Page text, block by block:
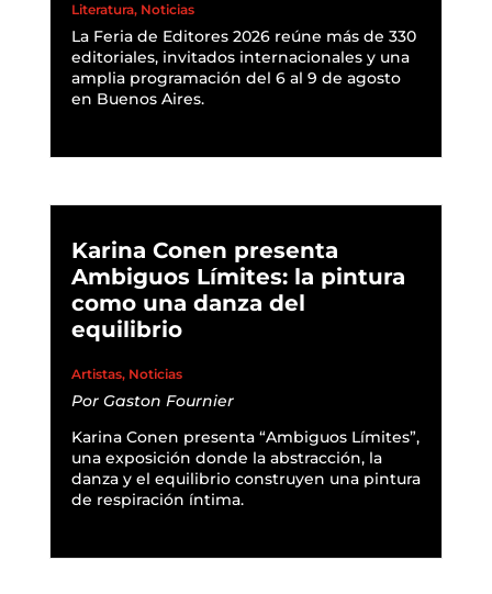
Literatura, Noticias
La Feria de Editores 2026 reúne más de 330
editoriales, invitados internacionales y una
amplia programación del 6 al 9 de agosto
en Buenos Aires.
Karina Conen presenta
Ambiguos Límites: la pintura
como una danza del
equilibrio
Artistas, Noticias
Por Gaston Fournier
Karina Conen presenta “Ambiguos Límites”,
una exposición donde la abstracción, la
danza y el equilibrio construyen una pintura
de respiración íntima.